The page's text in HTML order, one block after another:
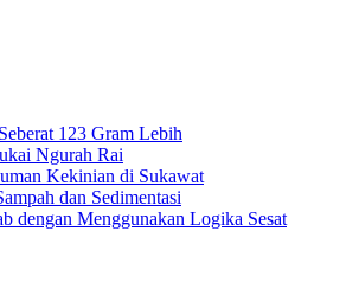
123 Gram Lebih
Ngurah Rai
Kekinian di Sukawat
dan Sedimentasi
dengan Menggunakan Logika Sesat